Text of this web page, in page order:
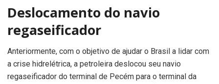
Deslocamento do navio
regaseificador
Anteriormente, com o objetivo de ajudar o Brasil a lidar com
a crise hidrelétrica, a petroleira deslocou seu navio
regaseificador do terminal de Pecém para o terminal da